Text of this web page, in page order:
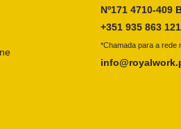
Nº171 4710-409
+351 935 863 121
*Chamada para a rede